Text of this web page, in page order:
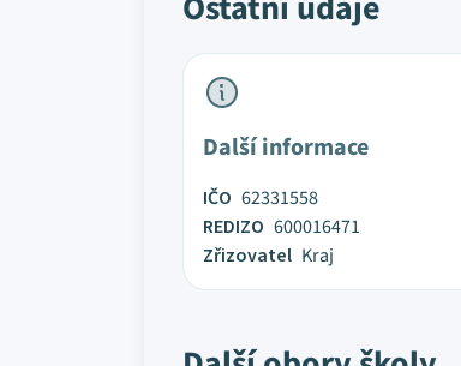
Další informace
IČO 62331558
REDIZO 600016471
Zřizovatel Kraj